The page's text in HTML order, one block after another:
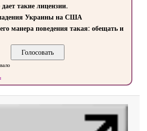
такие лицензии.
Украины на США
манера поведения такая: обещать и